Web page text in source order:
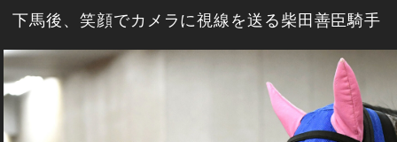
下馬後、笑顔でカメラに視線を送る柴田善臣騎手